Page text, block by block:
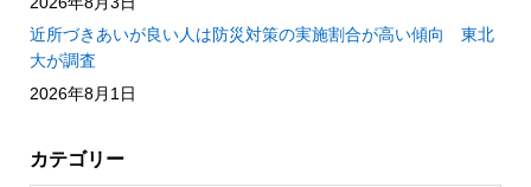
近所づきあいが良い人は防災対策の実施割合が高い傾向 東北
大が調査
2026年8月1日
カテゴリー